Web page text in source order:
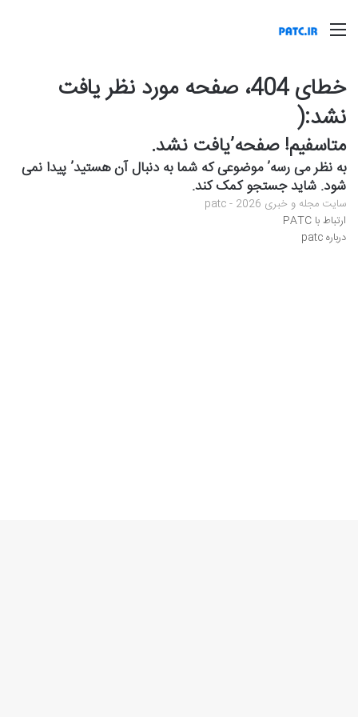
منو
خطای 404، صفحه مورد نظر یافت
نشد:(
متاسفیم! صفحه’یافت نشد.
به نظر می رسه’ موضوعی که شما به دنبال آن هستید’ پیدا نمی
شود. شاید جستجو کمک کند.
سایت مجله و خبری patc - 2026
ارتباط با PATC
درباره patc